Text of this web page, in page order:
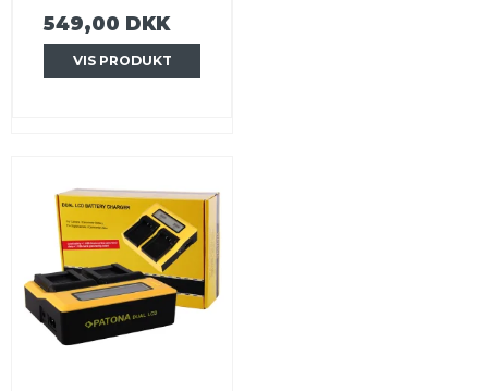
549,00 DKK
VIS PRODUKT